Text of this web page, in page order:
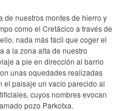
de nuestros montes de hierro y
como el Cretácico a través de
nada más fácil que coger el
a la zona alta de nuestro
a pie en dirección al barrio
unas oquedades realizadas
el paisaje un vacío parecido al
cuyos nombres evocan
pozo Parkotxa.